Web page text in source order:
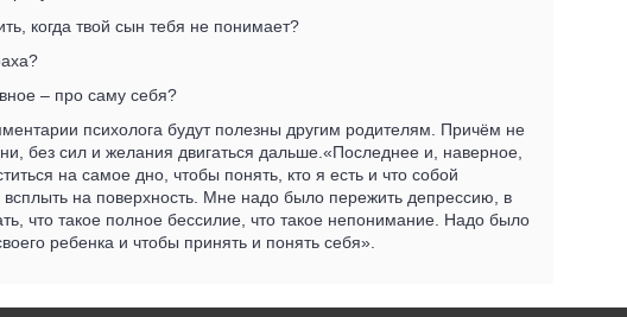
когда твой сын тебя не понимает?
– про саму себя?
психолога будут полезны другим родителям. Причём не
без сил и желания двигаться дальше.«Последнее и, наверное,
на самое дно, чтобы понять, кто я есть и что собой
на поверхность. Мне надо было пережить депрессию, в
что такое полное бессилие, что такое непонимание. Надо было
ребенка и чтобы принять и понять себя».